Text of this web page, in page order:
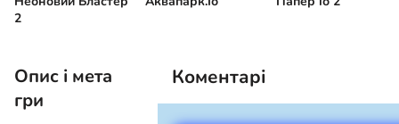
2
Опис і мета
гри
Коментарі